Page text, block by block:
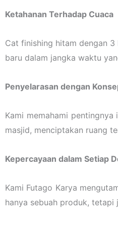
Ketahanan Terhadap Cuaca
Cat finishing hitam dengan
baru dalam jangka waktu
Penyelarasan dengan
Kami memahami
masjid, menciptakan ruang
Kepercayaan dalam Setiap
Kami Futago Karya
hanya sebuah produk,